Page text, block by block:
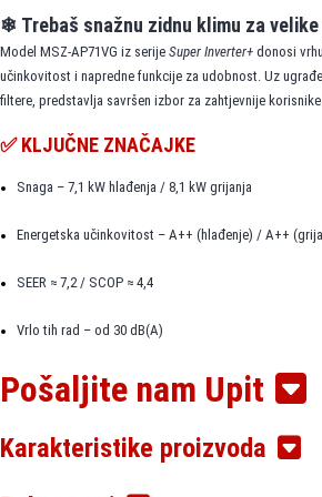
❄ Trebaš snažnu zidnu klimu za velike
Model MSZ-AP71VG iz serije Super Inverter+ donosi
učinkovitost i napredne funkcije za udobnost. Uz
filtere, predstavlja savršen izbor za zahtjevnije korisnike.
✅ KLJUČNE ZNAČAJKE
Snaga – 7,1 kW hlađenja / 8,1 kW grijanja
Energetska učinkovitost – A++ (hlađenje) / A++
SEER ≈ 7,2 / SCOP ≈ 4,4
Vrlo tih rad – od 30 dB(A)
Ugrađeni Wi-Fi – upravljanje putem MELCloud
Pošaljite nam Upit
Karakteristike proizvoda